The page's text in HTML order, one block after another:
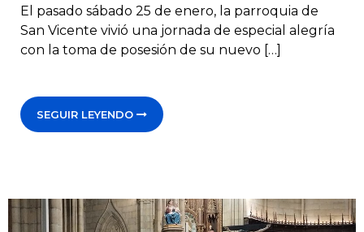
El pasado sábado 25 de enero, la parroquia de
San Vicente vivió una jornada de especial alegría
con la toma de posesión de su nuevo […]
SEGUIR LEYENDO